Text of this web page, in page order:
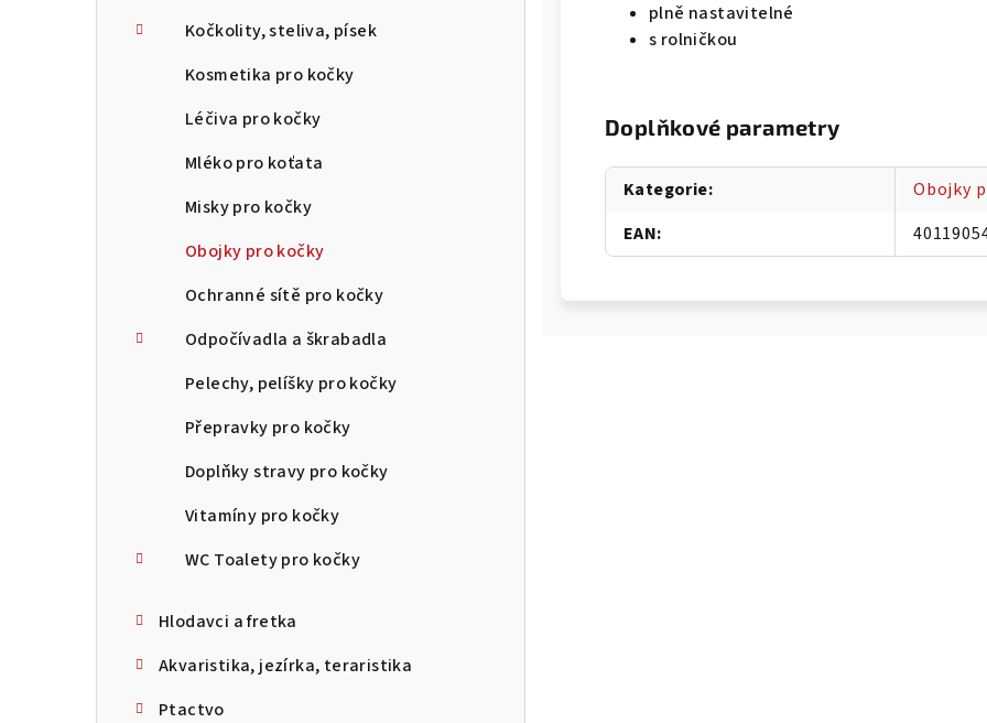
Kočkolity, steliva, písek
Kosmetika pro kočky
Léčiva pro kočky
Mléko pro koťata
Misky pro kočky
Obojky pro kočky
Ochranné sítě pro kočky
Odpočívadla a škrabadla
Pelechy, pelíšky pro kočky
Přepravky pro kočky
Doplňky stravy pro kočky
Vitamíny pro kočky
WC Toalety pro kočky
Hlodavci a fretka
Akvaristika, jezírka, teraristika
Ptactvo
plně nastavitelné
s rolničkou
Doplňkové parametry
Kategorie:
Obojky
EAN: